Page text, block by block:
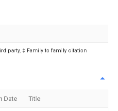
party, ‡ Family to family citation
Date Title